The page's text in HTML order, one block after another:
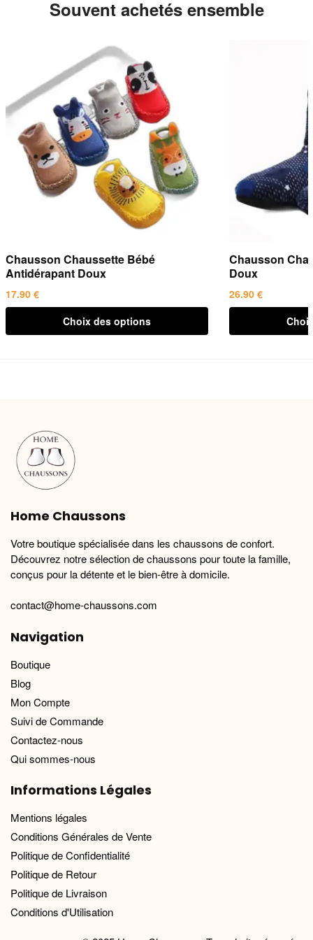
chaussons.com.
Souvent achetés ensemble
Chausson Chaussette Bébé
Antidérapant Doux
17.90 €
Choix des options
produit
peuvent
être
choisies
page
produit
Chausson
Doux
26.90 €
produit
produit
Home Chaussons
Votre boutique spécialisée dans les chaussons de confort.
Découvrez notre sélection de chaussons pour toute la famille,
conçus pour la détente et le bien-être à domicile.
contact@home-chaussons.com
Navigation
Boutique
Blog
Mon Compte
Suivi de Commande
Contactez-nous
Qui sommes-nous
Informations Légales
Mentions légales
Conditions Générales de Vente
Politique de Confidentialité
Politique de Retour
Politique de Livraison
Conditions d'Utilisation